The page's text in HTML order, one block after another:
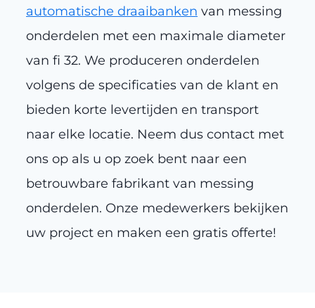
automatische draaibanken van messing
onderdelen met een maximale diameter
van fi 32. We produceren onderdelen
volgens de specificaties van de klant en
bieden korte levertijden en transport
naar elke locatie. Neem dus contact met
ons op als u op zoek bent naar een
betrouwbare fabrikant van messing
onderdelen. Onze medewerkers bekijken
uw project en maken een gratis offerte!